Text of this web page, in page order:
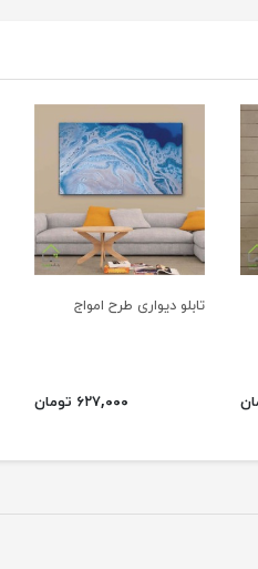
تابلو دیواری طرح امواج
۶۲۷,۰۰۰ تومان